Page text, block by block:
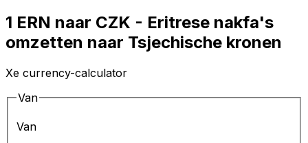
1 ERN naar CZK - Eritrese nakfa's
omzetten naar Tsjechische kronen
Xe currency-calculator
Van
Van